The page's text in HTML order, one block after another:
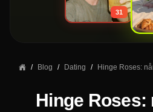
31
/ Blog / Dating / Hinge Roses:
Hinge Roses: